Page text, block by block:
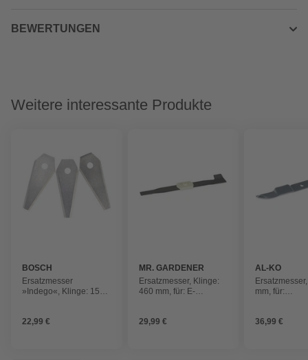
BEWERTUNGEN
Weitere interessante Produkte
BOSCH
Ersatzmesser
»Indego«, Klinge: 150
22,99 €
MR. GARDENER
Ersatzmesser, Klinge:
460 mm, für: E-
29,99 €
AL-KO
mm, für:
Premium/solo
36,99 €